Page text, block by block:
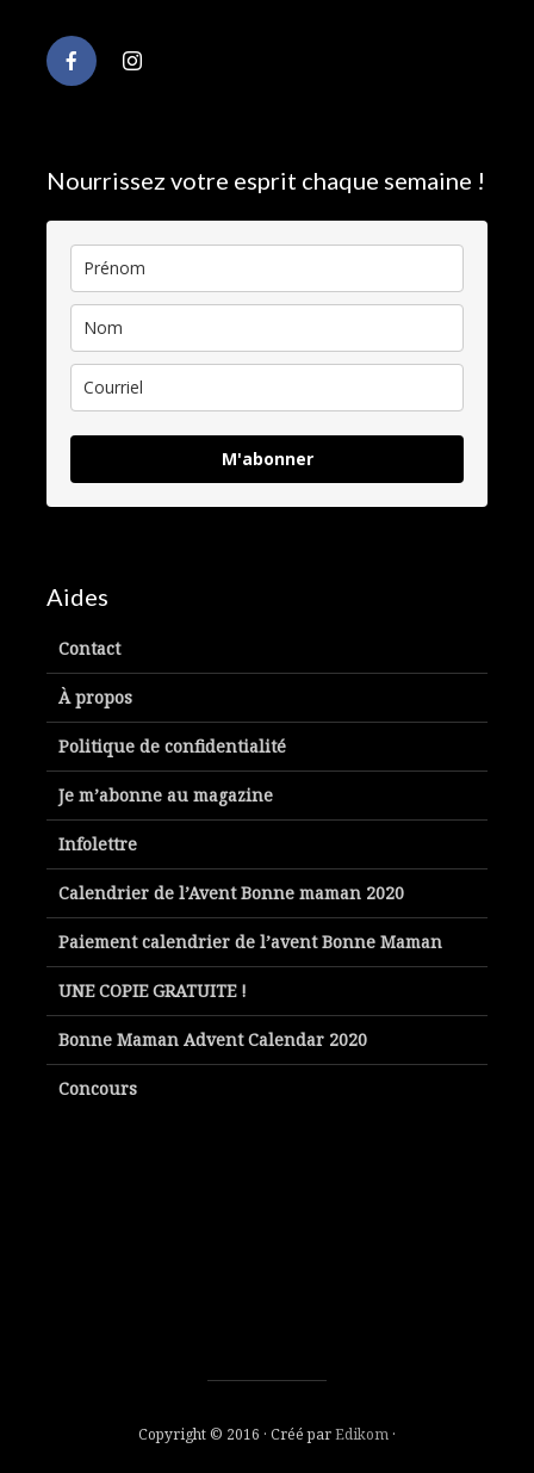
Nourrissez votre esprit chaque semaine !
M'abonner
Aides
Contact
À propos
Politique de confidentialité
Je m’abonne au magazine
Infolettre
Calendrier de l’Avent Bonne maman 2020
Paiement calendrier de l’avent Bonne Maman
UNE COPIE GRATUITE !
Bonne Maman Advent Calendar 2020
Concours
Copyright © 2016 · Créé parEdikom ·